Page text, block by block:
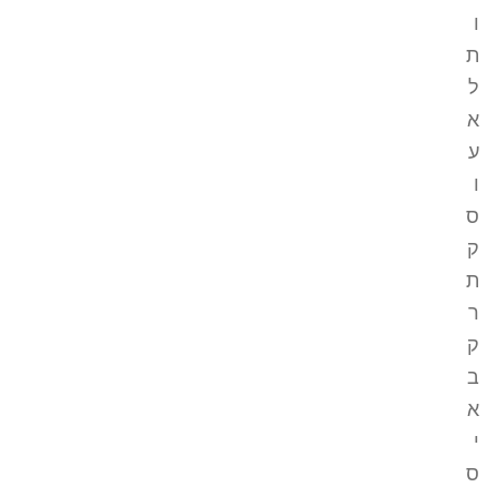
ו
ת
ל
א
ע
ו
ס
ק
ת
ר
ק
ב
א
י
ס